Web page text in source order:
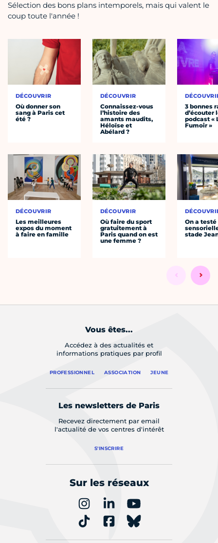
Sélection des bons plans intemporels, mais qui valent le
coup toute l'année !
DÉCOUVRIR
Où donner son
sang à Paris cet
été ?
DÉCOUVRIR
Les meilleures
expos du moment
à faire en famille
DÉCOUVRIR
Connaissez-vous
l’histoire des
amants maudits,
Héloïse et
Abélard ?
DÉCOUVRIR
Où faire du sport
gratuitement à
Paris quand on est
une femme ?
3 bonnes
d’écouter
podcast «
Fumoir »
On a
stade
Vous êtes...
Accédez à des actualités et
informations pratiques par profil
PROFESSIONNEL ASSOCIATION JEUNE
Les newsletters de Paris
Recevez directement par email
l'actualité de vos centres d'intérêt
S'INSCRIRE
Sur les réseaux